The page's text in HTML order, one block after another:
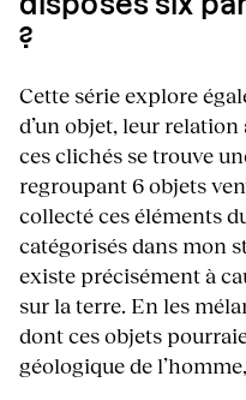
disposés six
?
Cette série explore
d’un objet, leur
ces clichés se trouve
regroupant 6 objets
collecté ces éléments
catégorisés dans mon
existe précisément à
sur la terre. En les
dont ces objets
géologique de